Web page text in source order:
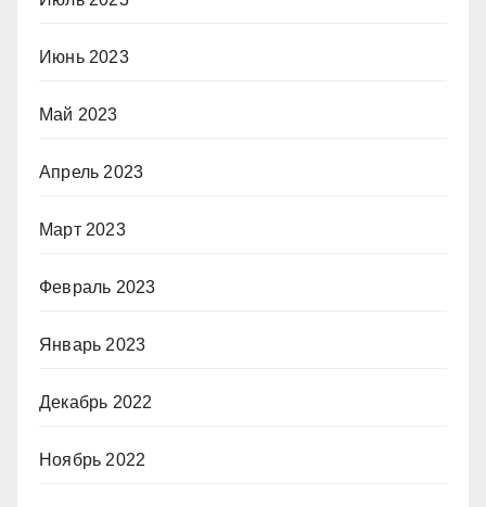
Июнь 2023
Май 2023
Апрель 2023
Март 2023
Февраль 2023
Январь 2023
Декабрь 2022
Ноябрь 2022